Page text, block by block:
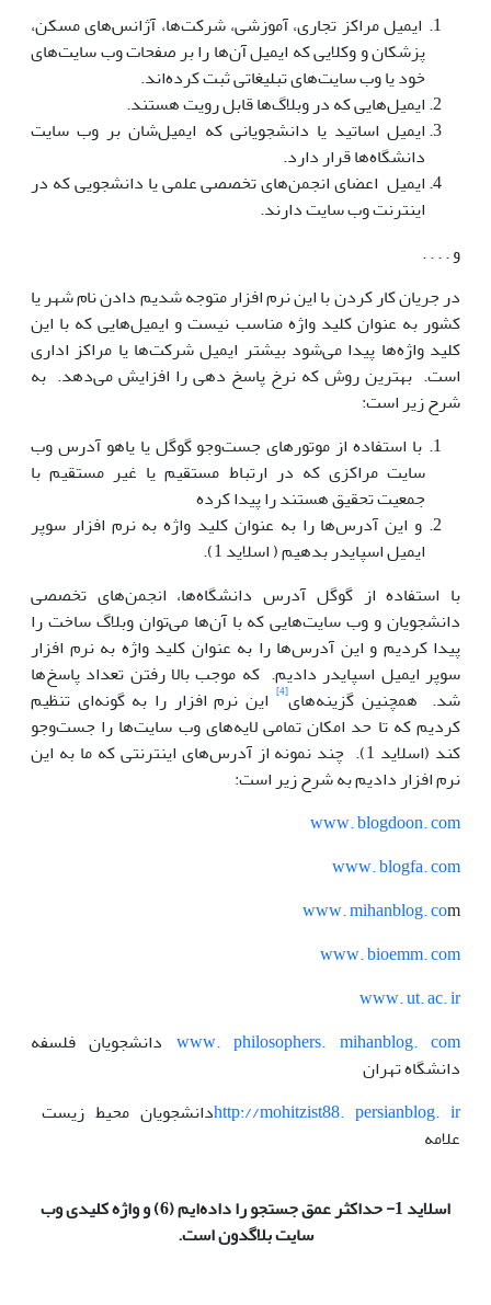
ایمیل مراکز تجاری، آموزشی، شرکت‌ها، آژانس‌های مسکن،
پزشکان و وکلایی که ایمیل آن‌ها را بر صفحات وب سایت‌های
خود یا وب سایت‌های تبلیغاتی ثبت کرده‌اند.
ایمیل‌هایی که در وبلاگ‌ها قابل رویت هستند.
ایمیل اساتید یا دانشجویانی که ایمیل‌شان بر وب سایت
دانشگاه‌ها قرار دارد.
ایمیل اعضای انجمن‌های تخصصی علمی یا دانشجویی که در
اینترنت وب سایت دارند.
و . . . .
در جریان کار کردن با این نرم افزار متوجه شدیم دادن نام شهر یا
کشور به عنوان کلید واژه مناسب نیست و ایمیل‌هایی که با این
کلید واژه‌ها پیدا می‌شود بیشتر ایمیل شرکت‌ها یا مراکز اداری
است. بهترین روش که نرخ پاسخ دهی را افزایش می‌دهد. به
شرح زیر است:
با استفاده از موتورهای جست‌وجو گوگل یا یاهو آدرس وب
سایت مراکزی که در ارتباط مستقیم یا غیر مستقیم با
جمعیت تحقیق هستند را پیدا کرده
و این آدرس‌ها را به عنوان کلید واژه به نرم افزار سوپر
ایمیل اسپایدر بدهیم ( اسلاید 1).
با استفاده از گوگل آدرس دانشگاه‌ها، انجمن‌های تخصصی
دانشجویان و وب سایت‌هایی که با آن‌ها می‌توان وبلاگ ساخت را
پیدا کردیم و این آدرس‌ها را به عنوان کلید واژه به نرم افزار
سوپر ایمیل اسپایدر دادیم. که موجب بالا رفتن تعداد پاسخ‌ها
شد. همچنین گزینه‌های[4]
این نرم افزار را به گونه‌ای تنظیم
کردیم که تا حد امکان تمامی لایه‌های وب سایت‌ها را جست‌وجو
کند (اسلاید 1). چند نمونه از آدرس‌های اینترنتی که ما به این
نرم افزار دادیم به شرح زیر است:
www. blogdoon. com
www. blogfa. com
www. mihanblog. com
www. bioemm. com
www. ut. ac. ir
www. philosophers. mihanblog. com دانشجویان فلسفه
دانشگاه تهران
http://mohitzist88. persianblog. irدانشجویان محیط زیست
علامه
اسلاید 1- حداکثر عمق جستجو را داده‌ایم (6) و واژه کلیدی وب
سایت بلاگدون است.